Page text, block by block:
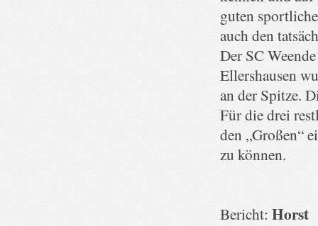
guten
auch den
Der SC
Ellershausen
an der Spitze.
Für die drei
den „Großen“
zu können.
Bericht: Horst